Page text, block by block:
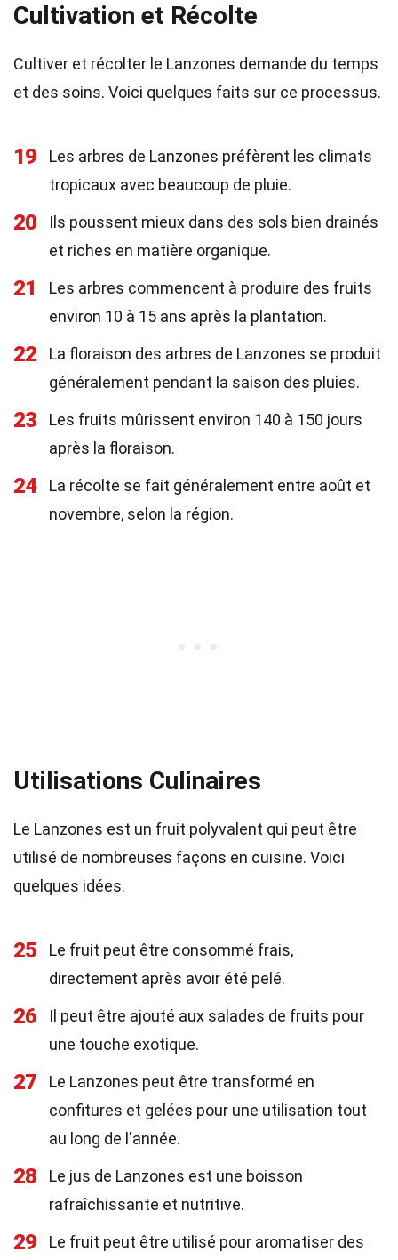
Cultivation et Récolte
Cultiver et récolter le Lanzones demande du temps
et des soins. Voici quelques faits sur ce processus.
19
Les arbres de Lanzones préfèrent les climats
tropicaux avec beaucoup de pluie.
20
Ils poussent mieux dans des sols bien drainés
et riches en matière organique.
21
Les arbres commencent à produire des fruits
environ 10 à 15 ans après la plantation.
22
La floraison des arbres de Lanzones se produit
généralement pendant la saison des pluies.
23
Les fruits mûrissent environ 140 à 150 jours
après la floraison.
24
La récolte se fait généralement entre août et
novembre, selon la région.
Utilisations Culinaires
Le Lanzones est un fruit polyvalent qui peut être
utilisé de nombreuses façons en cuisine. Voici
quelques idées.
25
Le fruit peut être consommé frais,
directement après avoir été pelé.
26
Il peut être ajouté aux salades de fruits pour
une touche exotique.
27
Le Lanzones peut être transformé en
confitures et gelées pour une utilisation tout
au long de l'année.
28
Le jus de Lanzones est une boisson
rafraîchissante et nutritive.
29
Le fruit peut être utilisé pour aromatiser des